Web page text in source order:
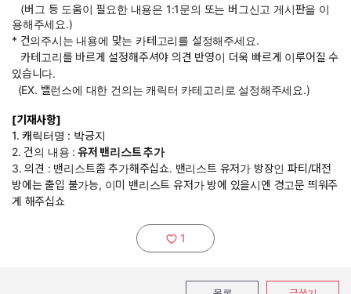
(버그 등 도움이 필요한 내용은 1:1문의 또는 버그신고 게시판을 이
용해주세요.)
* 건의주시는 내용에 맞는 카테고리를 설정해주세요.
카테고리를 바르게 설정해주셔야 의견 반영이 더욱 빠르게 이루어질 수
있습니다.
(EX. 밸런스에 대한 건의는 캐릭터 카테고리로 설정해주세요.)
[기재사항]
1. 캐릭터명 : 박긍지
2. 건의 내용 : 유저 밴리스트 추가
3. 의견 : 밴리스트좀 추가해주십쇼. 밴리스트 유저가 방장인 파티/대전
방에는 출입 불가능, 이미 밴리스트 유저가 방에 있을시엔 경고문 띄워주
게 해주십쇼
추천하기:
1